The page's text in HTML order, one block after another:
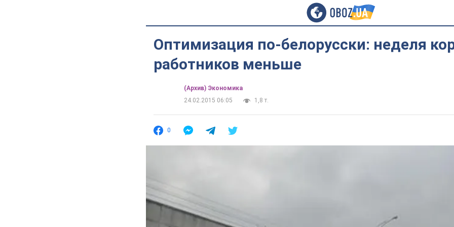
Оптимизация по-белорусски: неделя
работников меньше
(Архив) Экономика
24.02.2015 06:05
1,8 т.
0